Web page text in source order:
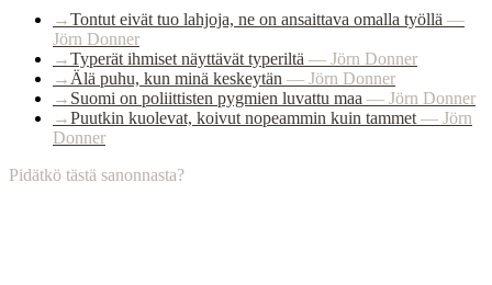
→Tontut eivät tuo lahjoja, ne on ansaittava omalla työllä —
Jörn Donner
→Typerät ihmiset näyttävät typeriltä — Jörn Donner
→ Älä puhu, kun minä keskeytän — Jörn Donner
→ Suomi on poliittisten pygmien luvattu maa — Jörn Donner
→Puutkin kuolevat, koivut nopeammin kuin tammet — Jörn
Donner
Pidätkö tästä sanonnasta?